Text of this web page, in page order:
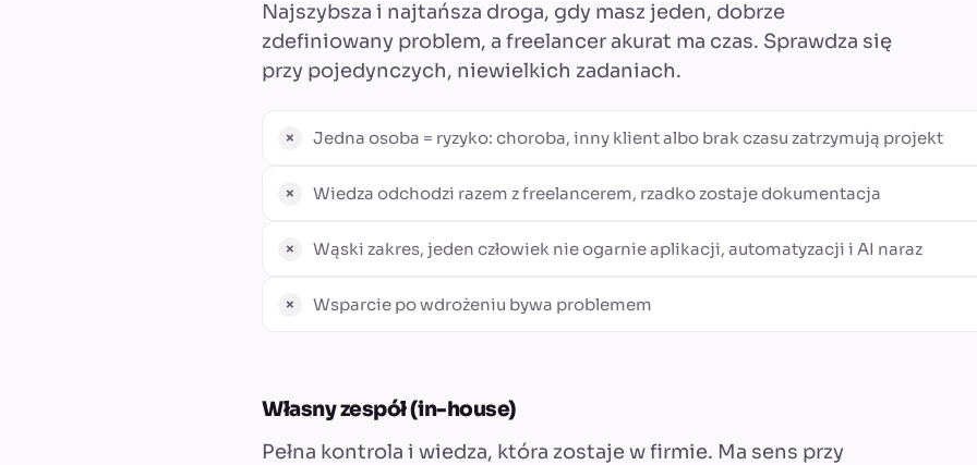
Najszybsza i najtańsza droga, gdy masz jeden, dobrze
zdefiniowany problem, a freelancer akurat ma czas. Sprawdza się
przy pojedynczych, niewielkich zadaniach.
Jedna osoba = ryzyko: choroba, inny klient albo brak czasu zatrzymują projekt
Wiedza odchodzi razem z freelancerem, rzadko zostaje dokumentacja
Wąski zakres, jeden człowiek nie ogarnie aplikacji, automatyzacji i AI naraz
Wsparcie po wdrożeniu bywa problemem
Własny zespół (in-house)
Pełna kontrola i wiedza, która zostaje w firmie. Ma sens przy